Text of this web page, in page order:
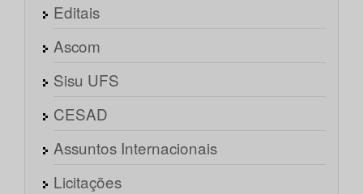
Editais
Ascom
Sisu UFS
CESAD
Assuntos Internacionais
Licitações